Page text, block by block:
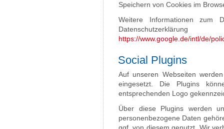
Speichern von Cookies im
Weitere Informationen zum
https://www.google.de/intl/de/
Social Plugins
Auf unseren Webseiten
eingesetzt. Die Plugins
entsprechenden Logo
Über diese Plugins werden
personenbezogene Daten